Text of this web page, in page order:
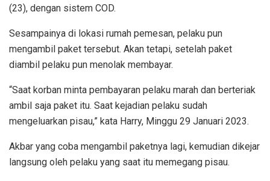
(23), dengan sistem COD.
Sesampainya di lokasi rumah pemesan, pelaku pun
mengambil paket tersebut. Akan tetapi, setelah paket
diambil pelaku pun menolak membayar.
“Saat korban minta pembayaran pelaku marah dan berteriak
ambil saja paket itu. Saat kejadian pelaku sudah
mengeluarkan pisau,” kata Harry, Minggu 29 Januari 2023.
Akbar yang coba mengambil paketnya lagi, kemudian dikejar
langsung oleh pelaku yang saat itu memegang pisau.